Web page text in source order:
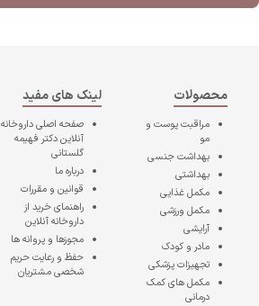
محصولات
مراقبت پوست و
مو
بهداشت جنسی
بهداشتی
مکمل غذایی
مکمل ورزشی
آرایشی
مادر و کودک
تجهیزات پزشکی
مکمل های کمک
درمانی
لینک های مفید
صفحه اصلیداروخانه
آنلاین دکتر فهیمه
گلستانی
درباره ما
قوانین و مقررات
راهنمای خرید از
داروخانه آنلاین
مجوزها و پروانه ها
حفظ و رعایت حریم
شخصی مشتریان